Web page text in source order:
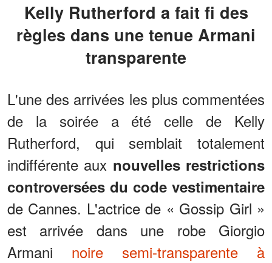
Kelly Rutherford a fait fi des
règles dans une tenue Armani
transparente
L'une des arrivées les plus commentées
de la soirée a été celle de Kelly
Rutherford, qui semblait totalement
indifférente aux nouvelles restrictions
controversées du code vestimentaire
de Cannes. L'actrice de « Gossip Girl »
est arrivée dans une robe Giorgio
Armani noire semi-transparente à